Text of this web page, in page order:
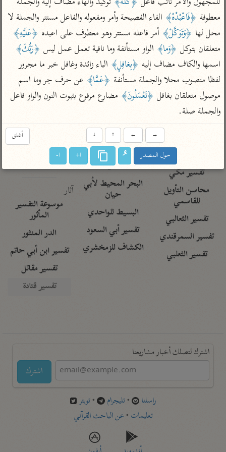
جمع الأقوال
تفسير ابن الجوزي
تفسير الماوردي
منتقاة
تفسير ابن القيم
تفسير ابن تيمية
تفسير السمعاني
تفسير مكّي
محاسن التأويل
للقاسمي
تفسير الثعالبي
تفسير السمرقندي
تفسير الثعلبي
تفسير الرازي
أخرى
أضواء البيان
نظم الدرر للبقاعي
لغة وبلاغة
التحرير والتنوير
المحرر الوجيز لابن
عطية
البحر المحيط لأبي
حيان
البسيط للواحدي
تفسير أبي السعود
الكشاف للزمخشري
تفسير ابن عثيمين
مركَّزة العبارة
تفسير الجلالين
جامع البيان للإيجي
تفسير البيضاوي
الوجيز للواحدي
تفسير ابن أبي زمنين
آثار
موسوعة التفسير
المأثور
الدر المنثور
تفسير ابن أبي حاتم
تفسير مقاتل
تفسير قتادة
اشترك لتصلك أخبار مشاريعنا
اشترك
راسلنا •تليجرام •تويتر
تعليمات •عن الباحث القرآني
معطوفة ﴿فَاعْبُدْهُ﴾
محل لها ﴿وَتَوَكَّلْ﴾ أمر فاعله مستتر وهو معطوف على اعبده ﴿عَلَيْهِ﴾
متعلقان بتوكل ﴿وَما﴾ الواو مستأنفة وما نافية تعمل عمل ليس ﴿رَبُّكَ﴾
اسمها والكاف مضاف إليه ﴿بِغافِلٍ﴾
الباء زائدة وغافل خبر ما مجرور
لفظا منصوب محلا والجملة مستأنفة ﴿عَمَّا﴾
موصول متعلقان بغافل ﴿تَعْمَلُونَ﴾
والجملة صلة.
أغلق →
←
↑
↓
حول المصدر ا+ ا-